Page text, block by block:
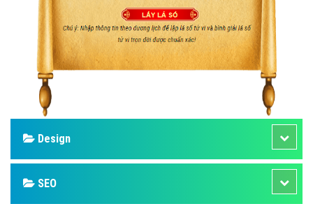
Design
SEO